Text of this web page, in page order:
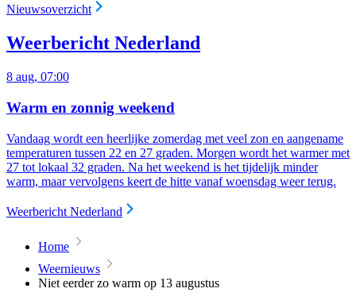
Nieuwsoverzicht
Weerbericht Nederland
8 aug, 07:00
Warm en zonnig weekend
Vandaag wordt een heerlijke zomerdag met veel zon en aangename
temperaturen tussen 22 en 27 graden. Morgen wordt het warmer met
27 tot lokaal 32 graden. Na het weekend is het tijdelijk minder
warm, maar vervolgens keert de hitte vanaf woensdag weer terug.
Weerbericht Nederland
Home
Weernieuws
Niet eerder zo warm op 13 augustus